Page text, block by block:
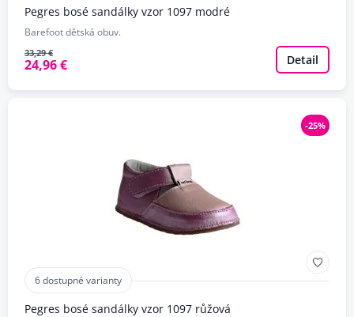
Pegres bosé sandálky vzor 1097 modré
Barefoot dětská obuv.
33,29 €
24,96 € Detail
-25%
6 dostupné varianty
Pegres bosé sandálky vzor 1097 růžová